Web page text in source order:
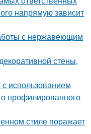
напрямую зависит
с нержавеющим
стены,
использованием
профилированного
стиле поражает